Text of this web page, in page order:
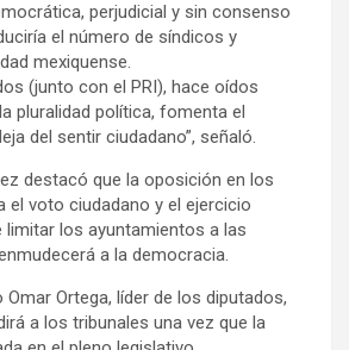
perjudicial y sin consenso
el número de síndicos y
mexiquense.
(junto con el PRI), hace oídos
pluralidad política, fomenta el
del sentir ciudadano”, señaló.
destacó que la oposición en los
el voto ciudadano y el ejercicio
limitar los ayuntamientos a las
a la democracia.
Ortega, líder de los diputados,
a los tribunales una vez que la